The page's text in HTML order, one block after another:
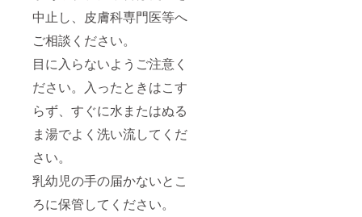
中止し、皮膚科専門医等へ
ご相談ください。
目に入らないようご注意く
ださい。入ったときはこす
らず、すぐに水またはぬる
ま湯でよく洗い流してくだ
さい。
乳幼児の手の届かないとこ
ろに保管してください。